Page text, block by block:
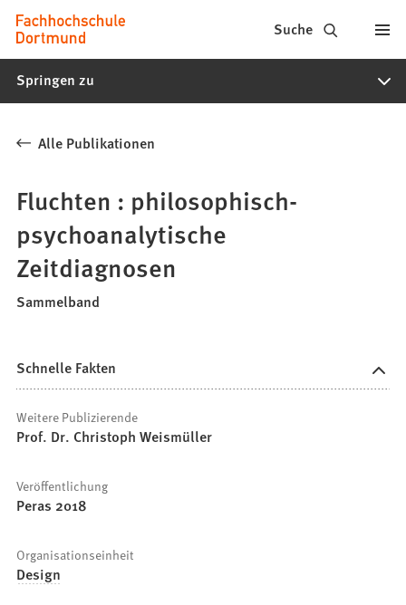
Inhalt anspringen
Fachhochschule
Dortmund
-
Studiengänge,
Bewerbung
Suche
Springen zu
Alle Publikationen
Fluchten : philosophisch-
psychoanalytische
Zeitdiagnosen
Sammelband
Schnelle Fakten
Weitere Publizierende
Prof. Dr. Christoph Weismüller
Veröffentlichung
Peras 2018
Organisationseinheit
Design